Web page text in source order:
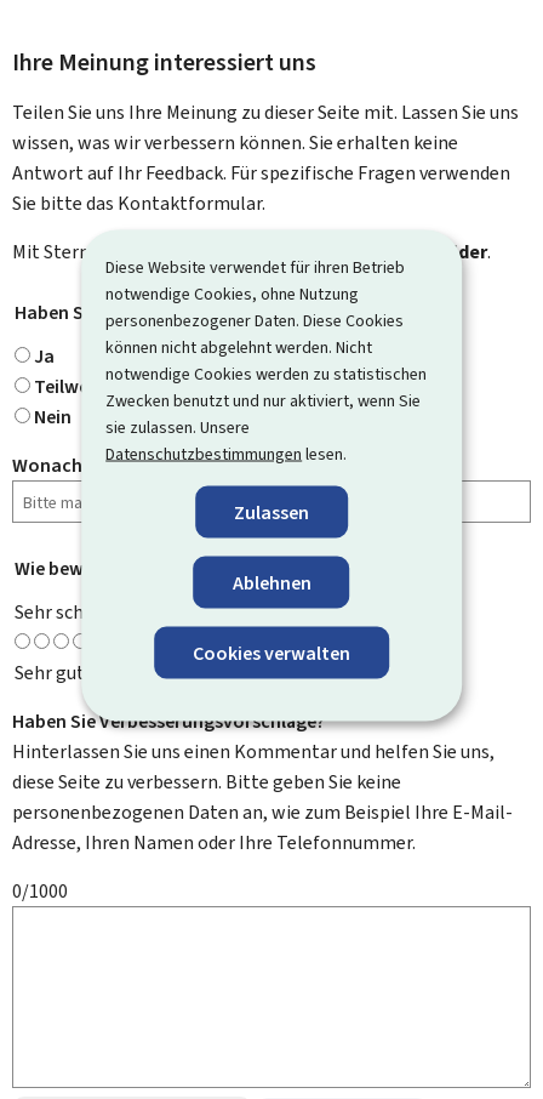
Diese Website verwendet für ihren Betrieb
notwendige Cookies, ohne Nutzung
personenbezogener Daten. Diese Cookies
können nicht abgelehnt werden. Nicht
notwendige Cookies werden zu statistischen
Zwecken benutzt und nur aktiviert, wenn Sie
sie zulassen. Unsere
Datenschutzbestimmungen lesen.
Zulassen
Ablehnen
Cookies verwalten
Ihre Meinung interessiert uns
Teilen Sie uns Ihre Meinung zu dieser Seite mit. Lassen Sie uns
wissen, was wir verbessern können. Sie erhalten keine
Antwort auf Ihr Feedback. Für spezifische Fragen verwenden
Sie bitte das Kontaktformular.
Mit Stern gekennzeichnete Felder (
Pflichtfelder.
Haben Sie gefunden, wonach Sie gesucht haben?
Ja
Teilweise
Nein
Wonach haben Sie gesucht?
Wie bewerten Sie diese Seite?
Sehr schlecht
Sehr gut
Haben Sie Verbesserungsvorschläge?
Hinterlassen Sie uns einen Kommentar und helfen Sie uns,
diese Seite zu verbessern. Bitte geben Sie keine
personenbezogenen Daten an, wie zum Beispiel Ihre E-Mail-
Adresse, Ihren Namen oder Ihre Telefonnummer.
0/1000